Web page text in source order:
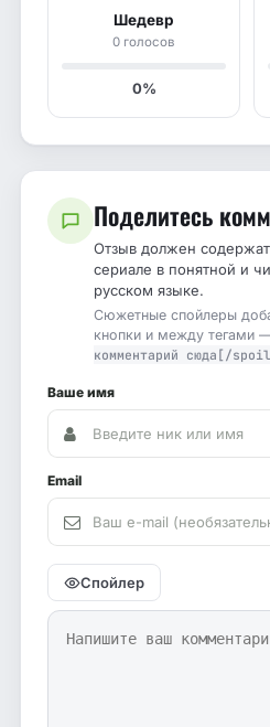
Шедевр
0 голосов
0%
Поделитесь
Отзыв должен
сериале в понятной и
русском языке.
Сюжетные спойлеры
кнопки и между тегами
комментарий сюда[/
Ваше имя
Email
Спойлер